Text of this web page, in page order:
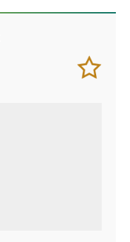
加
入/
儲存
課程